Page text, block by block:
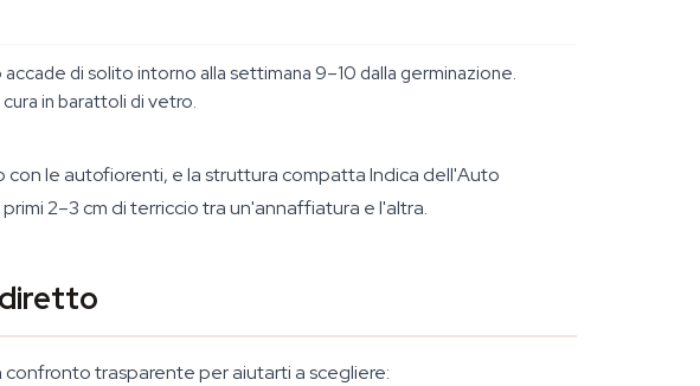
di solito intorno alla settimana 9–10 dalla germinazione.
in barattoli di vetro.
le autofiorenti, e la struttura compatta Indica dell'Auto
2–3 cm di terriccio tra un'annaffiatura e l'altra.
trasparente per aiutarti a scegliere: